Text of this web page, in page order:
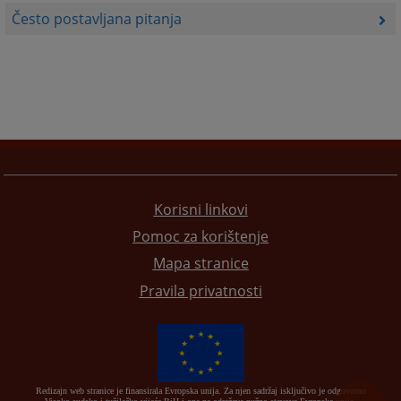
Često postavljana pitanja
Korisni linkovi
Pomoc za korištenje
Mapa stranice
Pravila privatnosti
Redizajn web stranice je finansirala Evropska unija. Za njen sadržaj isključivo je odgovorno